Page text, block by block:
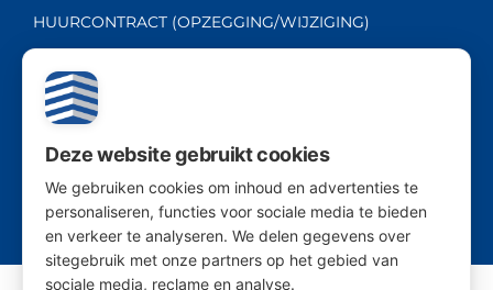
HUURCONTRACT (OPZEGGING/WIJZIGING)
Ambachtsweg 20A| 2222 AL | Katwijk ZH
071 - 76 76 282
Deze website gebruikt cookies
We gebruiken cookies om inhoud en advertenties te
personaliseren, functies voor sociale media te bieden
en verkeer te analyseren. We delen gegevens over
sitegebruik met onze partners op het gebied van
sociale media, reclame en analyse.